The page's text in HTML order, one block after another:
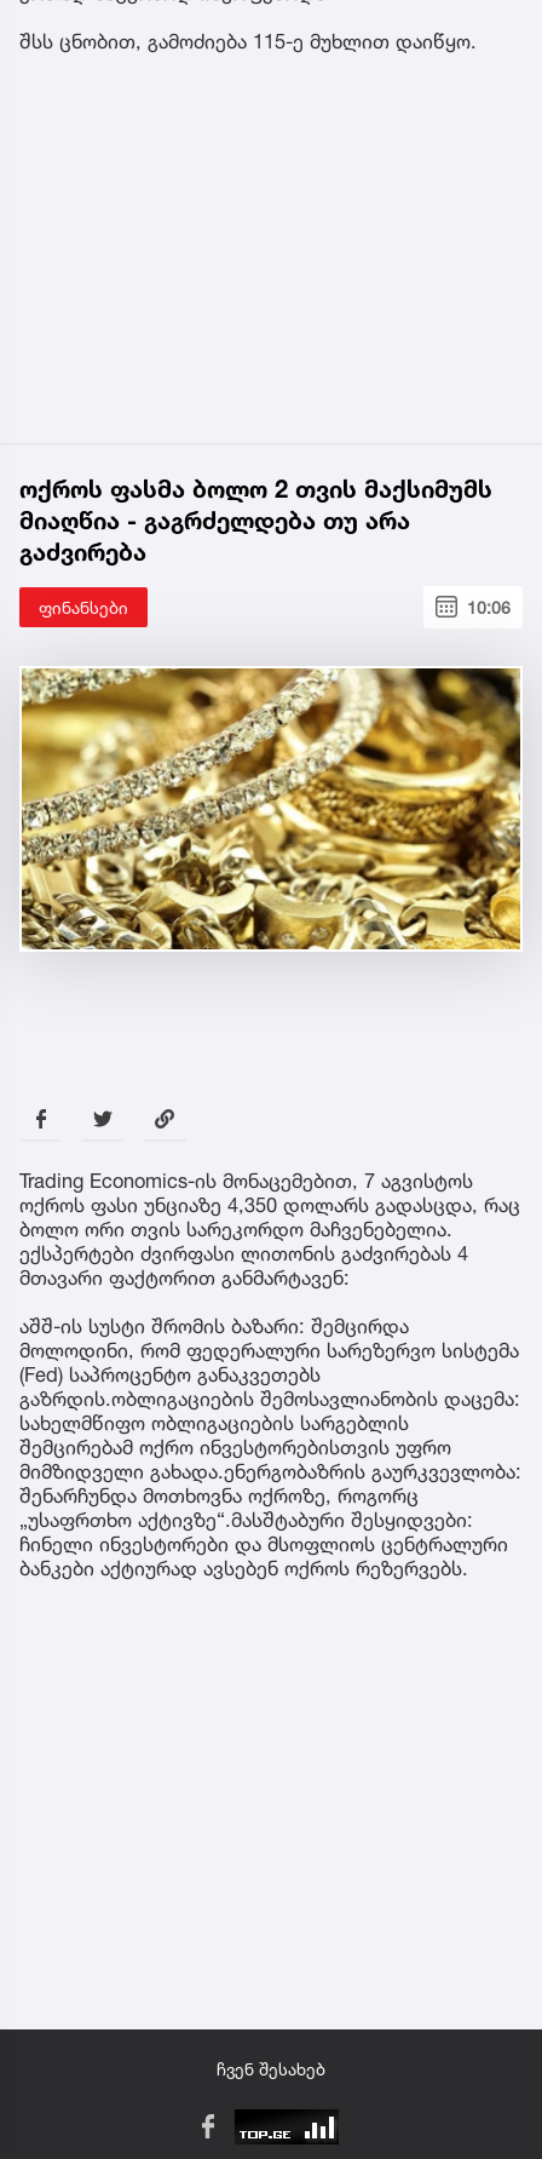
შსს ცნობით, გამოძიება 115-ე მუხლით დაიწყო.
ოქროს ფასმა ბოლო 2 თვის მაქსიმუმს
მიაღწია - გაგრძელდება თუ არა
გაძვირება
ფინანსები 10:06
Trading Economics-ის მონაცემებით, 7 აგვისტოს
ოქროს ფასი უნციაზე 4,350 დოლარს გადასცდა, რაც
ბოლო ორი თვის სარეკორდო მაჩვენებელია.
ექსპერტები ძვირფასი ლითონის გაძვირებას 4
მთავარი ფაქტორით განმარტავენ:
აშშ-ის სუსტი შრომის ბაზარი: შემცირდა
მოლოდინი, რომ ფედერალური სარეზერვო სისტემა
(Fed) საპროცენტო განაკვეთებს
გაზრდის.ობლიგაციების შემოსავლიანობის დაცემა:
სახელმწიფო ობლიგაციების სარგებლის
შემცირებამ ოქრო ინვესტორებისთვის უფრო
მიმზიდველი გახადა.ენერგობაზრის გაურკვევლობა:
შენარჩუნდა მოთხოვნა ოქროზე, როგორც
„უსაფრთხო აქტივზე“.მასშტაბური შესყიდვები:
ჩინელი ინვესტორები და მსოფლიოს ცენტრალური
ბანკები აქტიურად ავსებენ ოქროს რეზერვებს.
ჩვენ შესახებ